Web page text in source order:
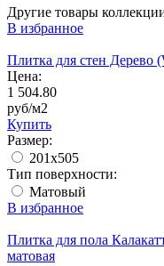
Другие товары
В избранное
Плитка для стен Дерево
Цена:
1 504.80
руб/м2
Купить
Размер:
201x505
Тип поверхности:
Матовый
В избранное
Плитка для пола
матовая